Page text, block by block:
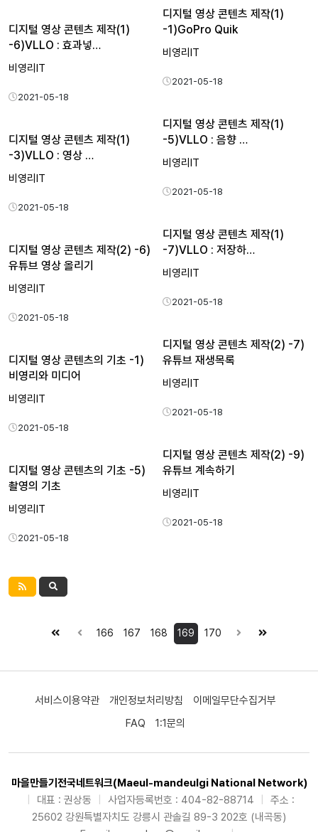
디지털 영상 콘텐츠 제작(1)
-1)GoPro Quik
비영리IT
2021-05-18
디지털 영상 콘텐츠 제작(1)
-6)VLLO : 효과넣…
비영리IT
2021-05-18
디지털 영상 콘텐츠 제작(1)
-5)VLLO : 음향 …
비영리IT
2021-05-18
디지털 영상 콘텐츠 제작(1)
-3)VLLO : 영상 …
비영리IT
2021-05-18
디지털 영상 콘텐츠 제작(1)
-7)VLLO : 저장하…
비영리IT
2021-05-18
디지털 영상 콘텐츠 제작(2) -6)
유튜브 영상 올리기
비영리IT
2021-05-18
디지털 영상 콘텐츠 제작(2) -7)
유튜브 재생목록
비영리IT
2021-05-18
디지털 영상 콘텐츠의 기초 -1)
비영리와 미디어
비영리IT
2021-05-18
디지털 영상 콘텐츠 제작(2) -9)
유튜브 계속하기
비영리IT
2021-05-18
디지털 영상 콘텐츠의 기초 -5)
촬영의 기초
비영리IT
2021-05-18
166 167 168 169 170
서비스이용약관 개인정보처리방침
이메일무단수집거부
FAQ
1:1문의
마을만들기전국네트워크(Maeul-mandeulgi National Network)
대표 : 권상동 사업자등록번호 : 404-82-88714
주소 :
25602 강원특별자치도 강릉시 관솔길 89-3 202호 (내곡동)